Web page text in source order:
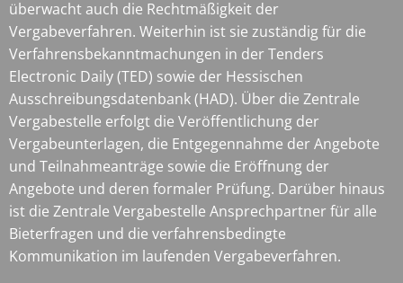
überwacht auch die Rechtmäßigkeit der
Vergabeverfahren. Weiterhin ist sie zuständig für die
Verfahrensbekanntmachungen in der Tenders
Electronic Daily (TED) sowie der Hessischen
Ausschreibungsdatenbank (HAD). Über die Zentrale
Vergabestelle erfolgt die Veröffentlichung der
Vergabeunterlagen, die Entgegennahme der Angebote
und Teilnahmeanträge sowie die Eröffnung der
Angebote und deren formaler Prüfung. Darüber hinaus
ist die Zentrale Vergabestelle Ansprechpartner für alle
Bieterfragen und die verfahrensbedingte
Kommunikation im laufenden Vergabeverfahren.